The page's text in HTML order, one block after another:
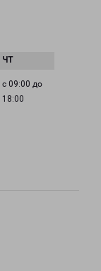
с 09:00 до
18:00